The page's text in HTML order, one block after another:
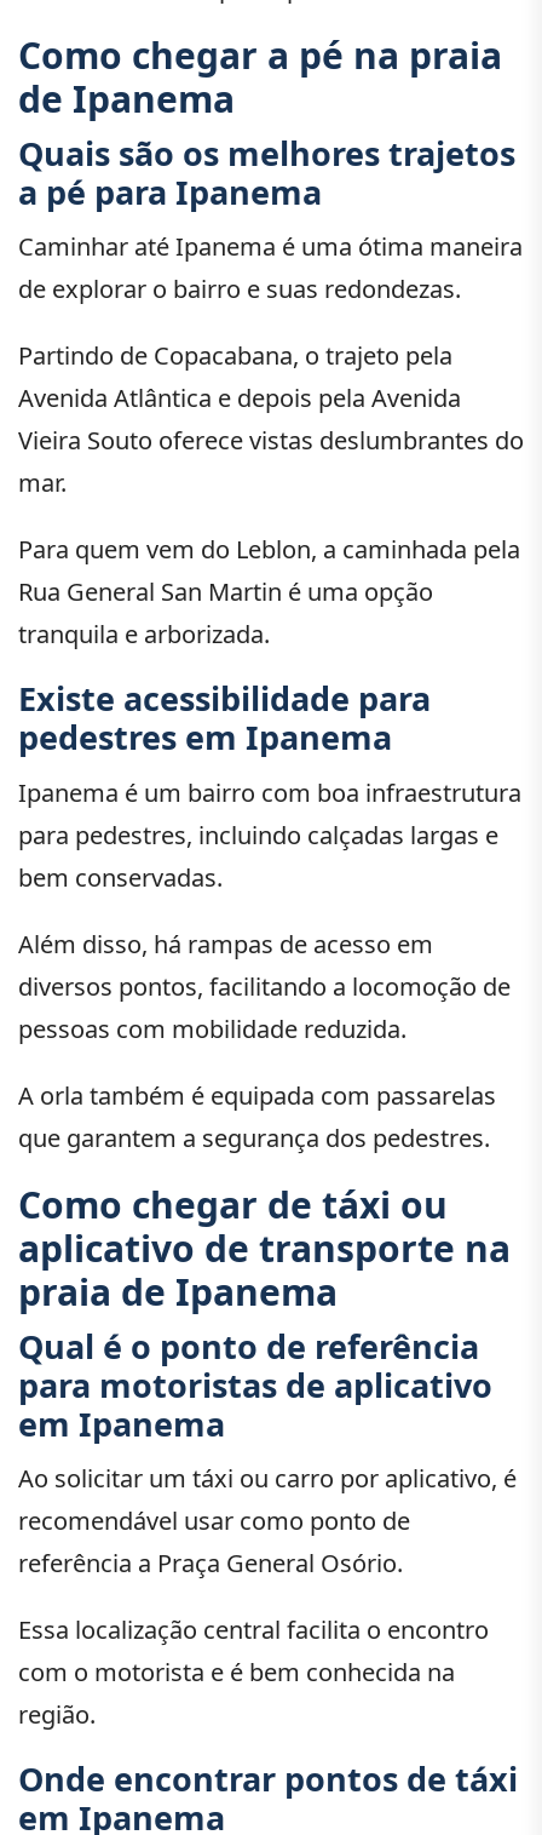
Como chegar a pé na praia
de Ipanema
Quais são os melhores trajetos
a pé para Ipanema
Caminhar até Ipanema é uma ótima maneira
de explorar o bairro e suas redondezas.
Partindo de Copacabana, o trajeto pela
Avenida Atlântica e depois pela Avenida
Vieira Souto oferece vistas deslumbrantes do
mar.
Para quem vem do Leblon, a caminhada pela
Rua General San Martin é uma opção
tranquila e arborizada.
Existe acessibilidade para
pedestres em Ipanema
Ipanema é um bairro com boa infraestrutura
para pedestres, incluindo calçadas largas e
bem conservadas.
Além disso, há rampas de acesso em
diversos pontos, facilitando a locomoção de
pessoas com mobilidade reduzida.
A orla também é equipada com passarelas
que garantem a segurança dos pedestres.
Como chegar de táxi ou
aplicativo de transporte na
praia de Ipanema
Qual é o ponto de referência
para motoristas de aplicativo
em Ipanema
Ao solicitar um táxi ou carro por aplicativo, é
recomendável usar como ponto de
referência a Praça General Osório.
Essa localização central facilita o encontro
com o motorista e é bem conhecida na
região.
Onde encontrar pontos de táxi
em Ipanema